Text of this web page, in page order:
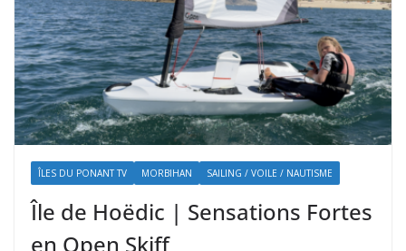
ÎLES DU PONANT TV MORBIHAN SAILING / VOILE / NAUTISME
Île de Hoëdic | Sensations Fortes
en Open Skiff